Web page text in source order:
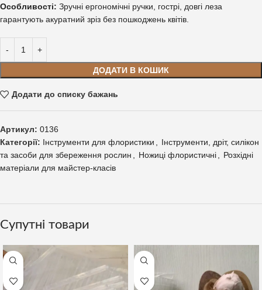
Особливості: Зручні ергономічні ручки, гострі, довгі леза
гарантують акуратний зріз без пошкоджень квітів.
ДОДАТИ В КОШИК
Додати до списку бажань
Артикул: 0136
Категорії: Інструменти для флористики
Інструменти, дріт, силікон
та засоби для збереження рослин
Ножиці флористичні
Розхідні
матеріали для майстер-класів
Супутні товари